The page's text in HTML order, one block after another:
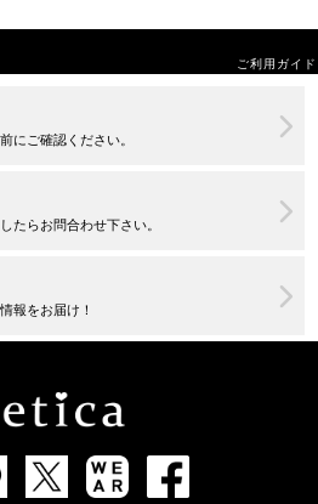
ご利用ガイド